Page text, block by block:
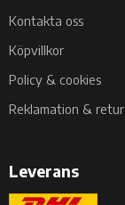
Kontakta oss
Köpvillkor
Policy & cookies
Reklamation & retur
Leverans